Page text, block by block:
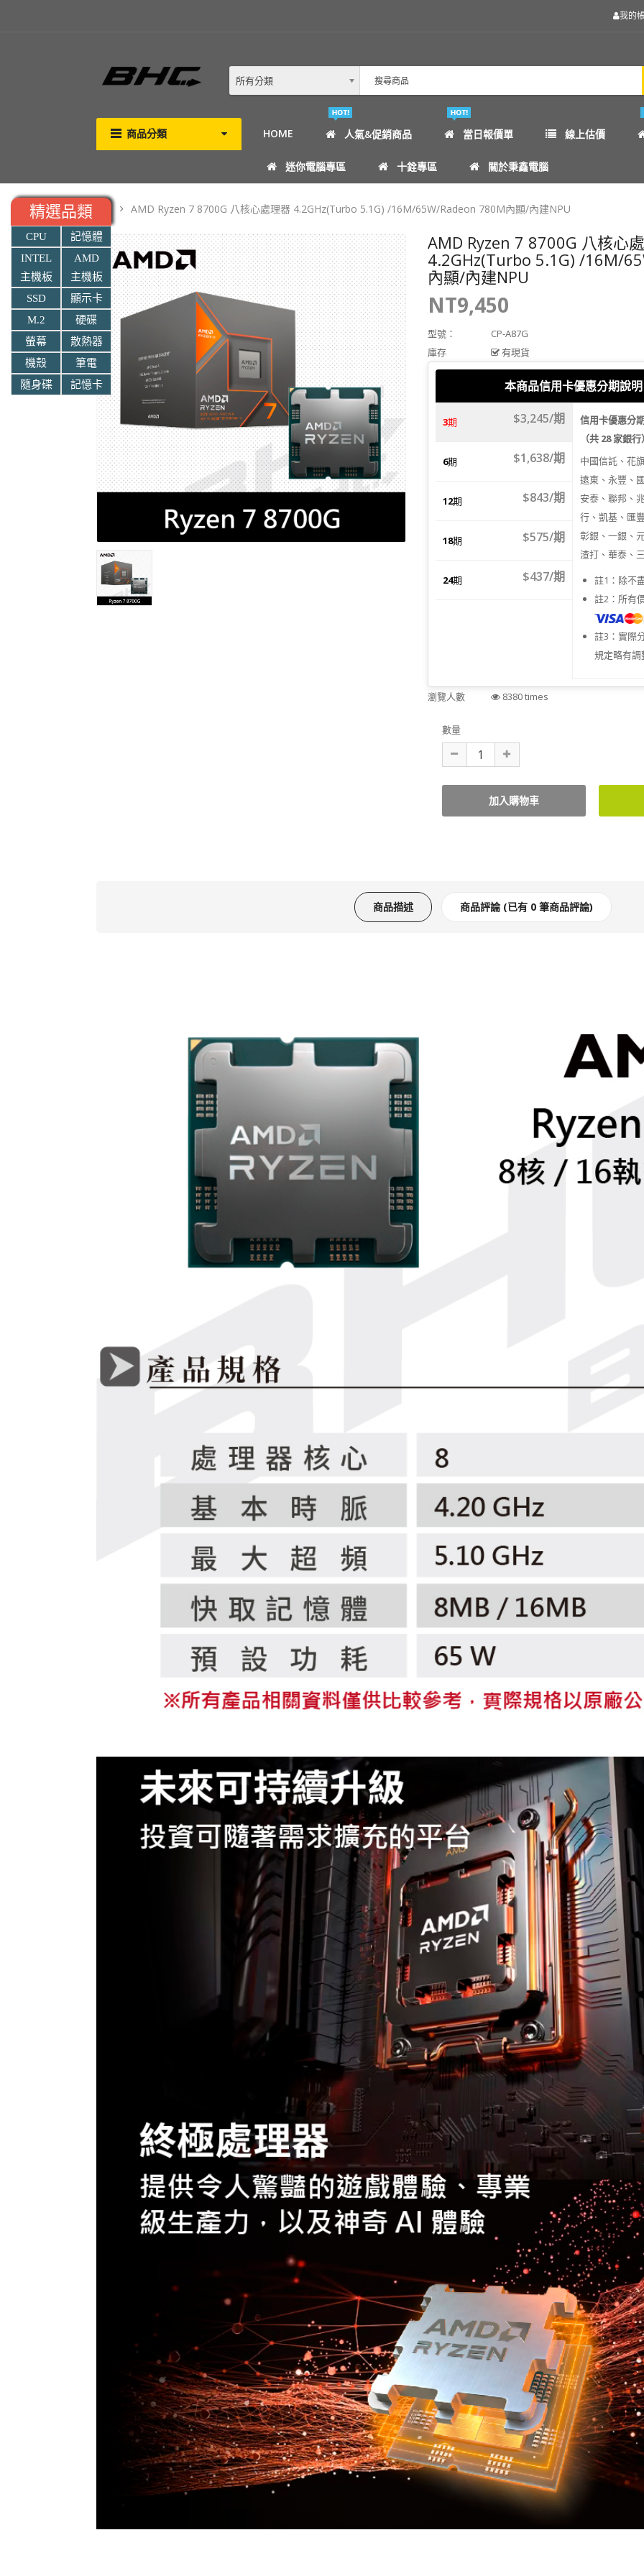
我的
所有分類
商品分類 HOME 人氣&促銷商品 當日報價單 線上估價
迷你電腦專區 十銓專區 關於秉鑫電腦
AMD Ryzen 7 8700G 八核心處理器 4.2GHz(Turbo 5.1G) /16M/65W/Radeon 780M內顯/內建NPU
AMD Ryzen 7 8700G 八核心
4.2GHz(Turbo 5.1G) /16M/
內顯/內建NPU
NT9,450
型號：
CP-A87G
庫存
有現貨
本商品信用卡優惠分期說明
3期 $3,245/期
6期 $1,638/期
12期 $843/期
18期 $575/期
24期 $437/期
信用卡優惠分
（共 28 家銀
中國信託、花
遠東、永豐、
安泰、聯邦、
行、凱基、匯
彰銀、一銀、
渣打、華泰、
註1：除不
註2：所有
註3：實際
規定略有調
瀏覽人數 8380 times
數量
精選品類
CPU
記憶體
INTEL
主機板
AMD
主機板
SSD
顯示卡
M.2
硬碟
螢幕
散熱器
機殼
筆電
隨身碟
記憶卡
商品描述 商品評論 (已有 0 筆商品評論)